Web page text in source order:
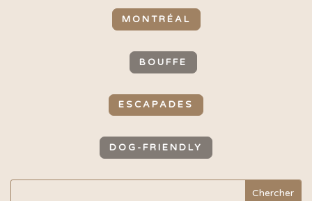
MONTRÉAL
BOUFFE
ESCAPADES
DOG-FRIENDLY